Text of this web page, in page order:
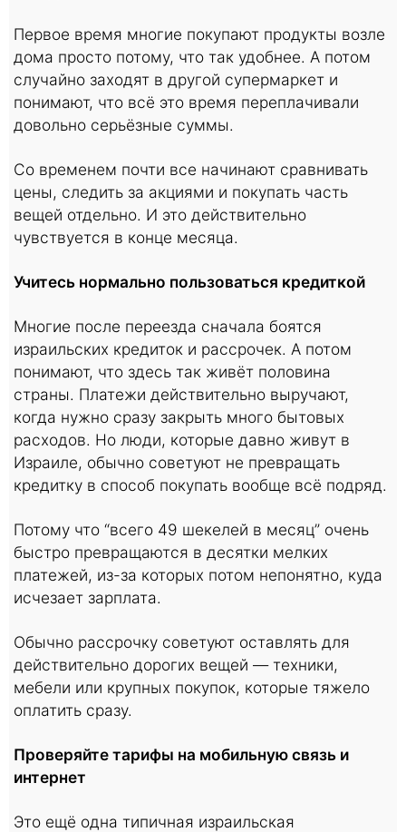
Первое время многие покупают продукты возле
дома просто потому, что так удобнее. А потом
случайно заходят в другой супермаркет и
понимают, что всё это время переплачивали
довольно серьёзные суммы.
Со временем почти все начинают сравнивать
цены, следить за акциями и покупать часть
вещей отдельно. И это действительно
чувствуется в конце месяца.
Учитесь нормально пользоваться кредиткой
Многие после переезда сначала боятся
израильских кредиток и рассрочек. А потом
понимают, что здесь так живёт половина
страны. Платежи действительно выручают,
когда нужно сразу закрыть много бытовых
расходов. Но люди, которые давно живут в
Израиле, обычно советуют не превращать
кредитку в способ покупать вообще всё подряд.
Потому что “всего 49 шекелей в месяц” очень
быстро превращаются в десятки мелких
платежей, из-за которых потом непонятно, куда
исчезает зарплата.
Обычно рассрочку советуют оставлять для
действительно дорогих вещей — техники,
мебели или крупных покупок, которые тяжело
оплатить сразу.
Проверяйте тарифы на мобильную связь и
интернет
Это ещё одна типичная израильская